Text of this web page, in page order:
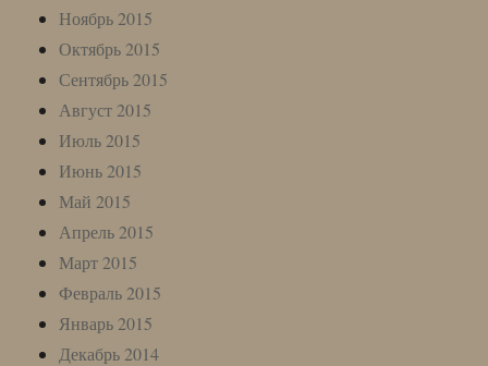
Ноябрь 2015
Октябрь 2015
Сентябрь 2015
Август 2015
Июль 2015
Июнь 2015
Май 2015
Апрель 2015
Март 2015
Февраль 2015
Январь 2015
Декабрь 2014